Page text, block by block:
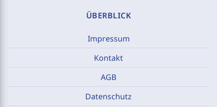
ÜBERBLICK
Impressum
Kontakt
AGB
Datenschutz